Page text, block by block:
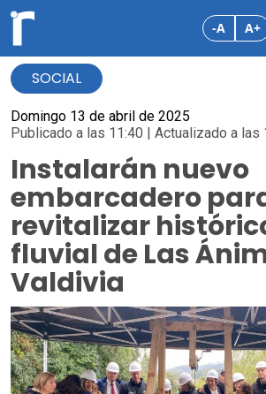
-A A+
SOCIAL
Domingo 13 de abril de 2025
Publicado a las 11:40 | Actualizado a las
Instalarán nuevo
embarcadero
revitalizar
fluvial de Las
Valdivia